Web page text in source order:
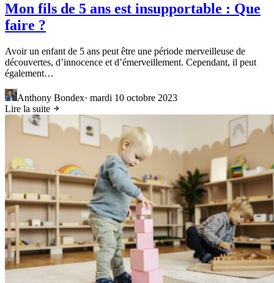
Mon fils de 5 ans est insupportable : Que
faire ?
Avoir un enfant de 5 ans peut être une période merveilleuse de
découvertes, d’innocence et d’émerveillement. Cependant, il peut
également…
Anthony Bondex· mardi 10 octobre 2023
Lire la suite